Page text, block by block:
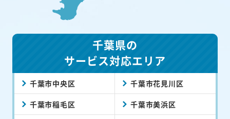
千葉県の
サービス対応エリア
千葉市中央区 千葉市花見川区
千葉市稲毛区 千葉市美浜区